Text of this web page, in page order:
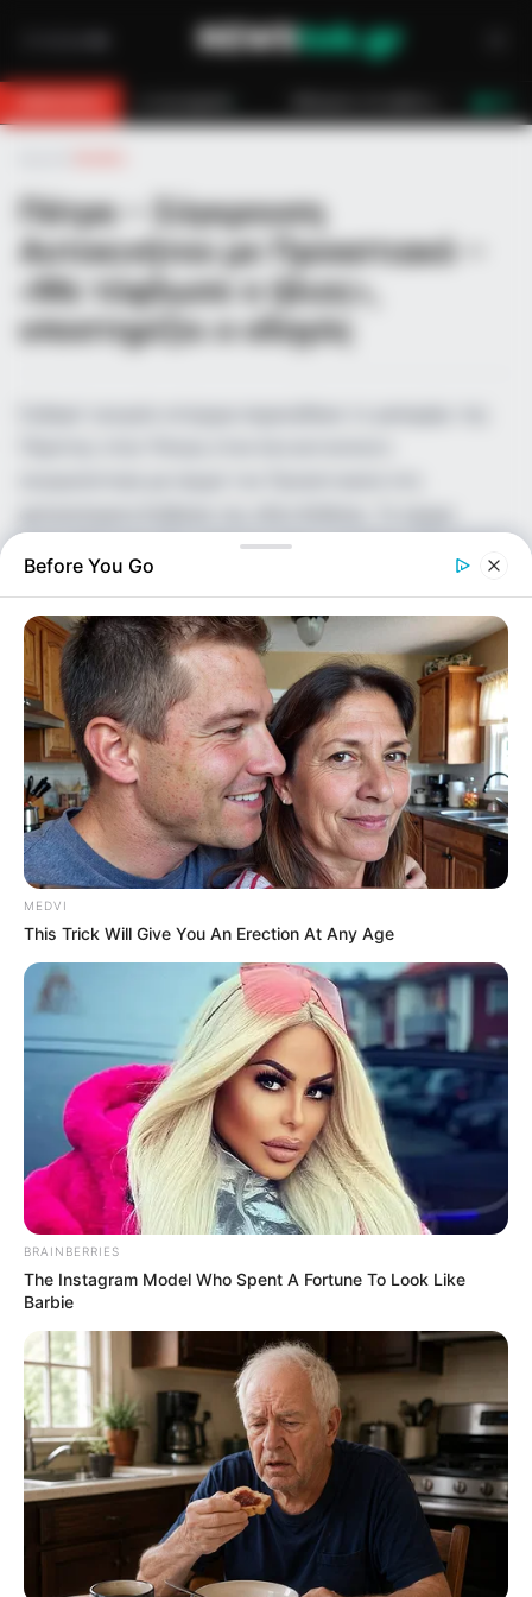
Πάτρα – Σύγκρουση
Αυτοκινήτου με Προαστιακό –
«Με τύφλωσε ο ήλιος»,
υποστηρίζει ο οδηγός
εγκλωβίστηκε κάτω από το τρένο, ωστόσο ο 65χρονος
οδηγός του κατάφερε να απεγκλωβιστεί ζωντανός.…
NT
Συντακτική Ομάδα
Δημοσίευση
19/07/2025, 07:15 · 7:15 ΠΜ
Τελευταία ενημέρωση
19/07/2025, 07:15 · 7:15 ΠΜ
Ελλάδα
Κοινοποίησε άρθρο
Προσθήκη το στην Google
Ανακαλύψτε περισσότερα άρθρα στα αποτελέσματα
αναζήτησης.
Before You Go
MEDVI
This Trick Will Give You An Erection At Any Age
BRAINBERRIES
The Instagram Model Who Spent A Fortune To Look Like
Barbie